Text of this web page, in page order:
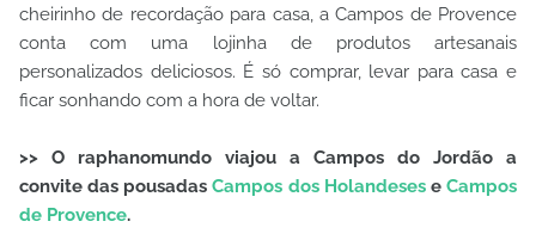
cheirinho de recordação para casa, a Campos de Provence
conta com uma lojinha de produtos artesanais
personalizados deliciosos. É só comprar, levar para casa e
ficar sonhando com a hora de voltar.
>> O raphanomundo viajou a Campos do Jordão a
convite das pousadasCampos dos HolandeseseCampos
de Provence.